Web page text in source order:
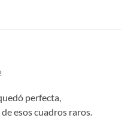
perfecta,
esos cuadros raros.